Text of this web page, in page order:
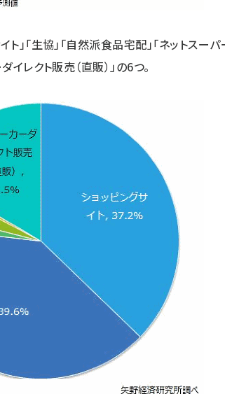
」「生協」「自然派食品宅配」「ネットスーパ
レクト販売（直販）」の6つ。